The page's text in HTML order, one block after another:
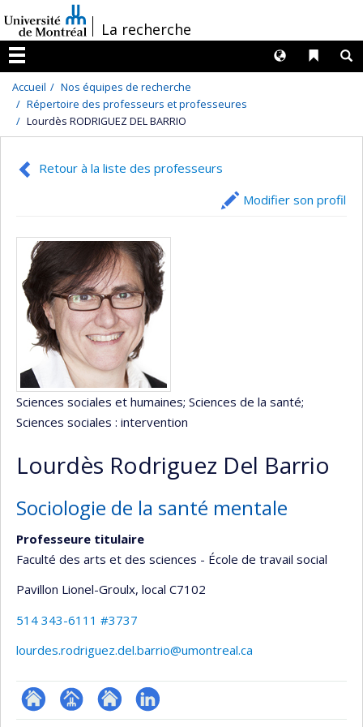
au
contenu
/La recherche
Menu
Liens
Langues
Accueil
Nos équipes de recherche
Répertoire des professeurs et professeures
Lourdès RODRIGUEZ DEL BARRIO
Retour à la liste des professeurs
Modifier son profil
Sciences sociales et humaines; Sciences de la santé;
Sciences sociales : intervention
Lourdès Rodriguez Del Barrio
Sociologie de la santé mentale
Professeure titulaire
Faculté des arts et des sciences - École de travail social
Pavillon Lionel-Groulx, local C7102
514 343-6111 #3737
lourdes.rodriguez.del.barrio@umontreal.ca
ResearchGate
Page Site
LinkedIn